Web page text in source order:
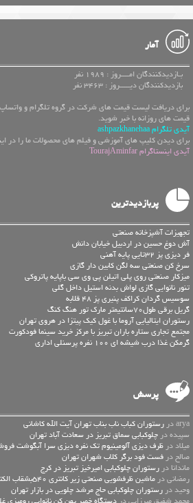
آمار
بـازدیدکنندگان امــــروز : 1989 نفر
بازدیدکنندگان دیـــــروز : 3463 نفر
برای دریافت لیست قیمت های شرکت در گروه تلگرام و
قیمت های روزانه با خبر شوید.
آیدی تلگرام ashpazkhanehaa
برای دیدن کلیپ های آموزشی و فیلم های محصولات ما را در
آیدی اینستاگرام TourajAminfar
پربازدیدترین
تجهیزات آشپزخانه صنعتی
آش دوغ حسین در اردبیل خیابان دانش
فر دیزی پز 32تایی پایه آهنی
سرخ کن صنعتی سه لگن کابین دار گازی
میزکار صنعتی روی پلی اتیلن پی وی سی باپایه پاتروکی
تنور نانوایی گازی لواش بدنه استیل داخل گلی
سوسیس گردان کراکف پنیری پز 48 قلابه
گریل برقی طول70سانتیمتر مارک تور هنگ کنگ
رستوران ایتالیایی آروما با غول کیک پیتزا در هروی تهران
مجتمع تجاری ستاره باران تبریز با مرکز خرید سینما فودکورت
گرمکن غذا درب شیشه ای 100 نفره پرسنلی اداری
پرسش
arya در
رستوران کباب ناب بناب تهران آیت الله کاشانی
سپیده در چلوکبابی سماق تبریز در سعادت آباد تهران
میلاد در ظرف دیزی آلومینیوم تک نفره دیزی سرا آبگوشت
صالح در فست فود برگر کلاب شهران تهران
ماندانا در رستوران چلوکبابی امیرخیز تبریز در کرج
رمضانی در ماشین ظرفشویی صنعتی زیر کانتری 540بشقاب الکترولوکس
وحید در رستوران چلوکبابی حاج مرشد چلویی در بازار تهران